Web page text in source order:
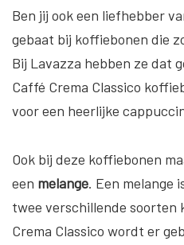
Ben jij ook een liefhebber
gebaat bij koffiebonen die
Bij Lavazza hebben ze dat
Caffé Crema Classico
voor een heerlijke
Ook bij deze koffiebonen
een melange. Een melange
twee verschillende soorten
Crema Classico wordt er